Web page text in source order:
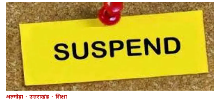
अल्मोड़ा उत्तराखंड शिक्षा